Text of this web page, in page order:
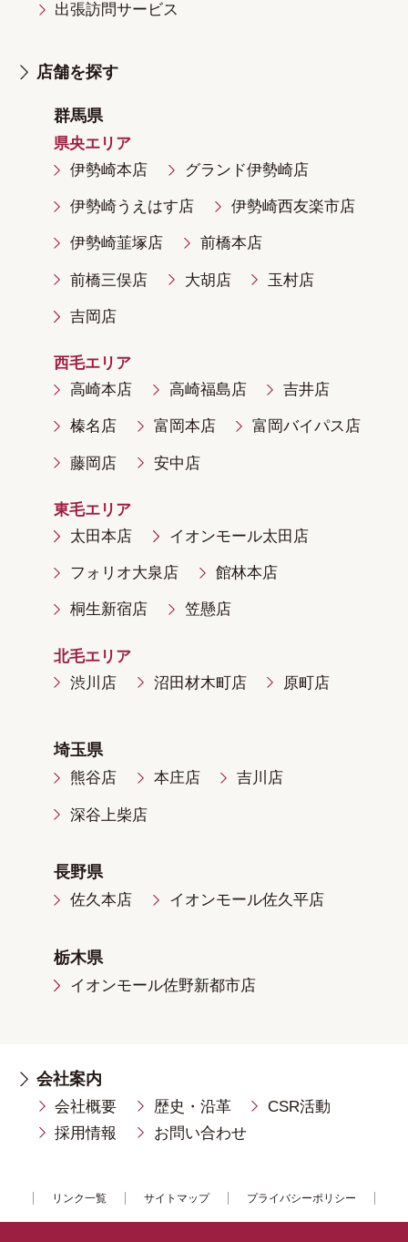
出張訪問サービス
店舗を探す
群馬県
県央エリア
伊勢崎本店
グランド伊勢崎店
伊勢崎うえはす店 伊勢崎西友楽市店
伊勢崎韮塚店 前橋本店
前橋三俣店 大胡店 玉村店
吉岡店
西毛エリア
高崎本店
高崎福島店 吉井店
榛名店 富岡本店 富岡バイパス店
藤岡店 安中店
東毛エリア
太田本店
イオンモール太田店
フォリオ大泉店 館林本店
桐生新宿店 笠懸店
北毛エリア
渋川店
沼田材木町店 原町店
埼玉県
熊谷店 本庄店 吉川店
深谷上柴店
長野県
佐久本店 イオンモール佐久平店
栃木県
イオンモール佐野新都市店
会社案内
会社概要 歴史・沿革
CSR活動
採用情報
お問い合わせ
リンク一覧 サイトマップ プライバシーポリシー